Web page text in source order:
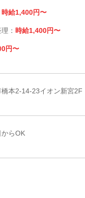
時給1,400円〜
： 時給1,400円〜
円〜
本2-14-23イオン新宮2F
らOK